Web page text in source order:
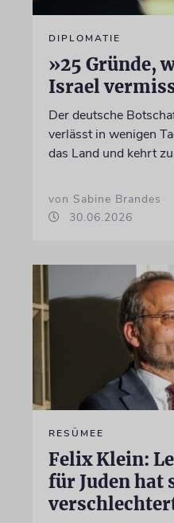
DIPLOMATIE
»25 Gründe,
Israel
Der deutsche
verlässt in wenigen
das Land und kehrt
von Sabine Brandes
30.06.2026
RESÜMEE
Felix Klein:
für Juden hat